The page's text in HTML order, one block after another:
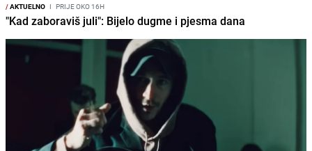
/AKTUELNO I PRIJE OKO 16H
"Kad zaboraviš juli": Bijelo dugme i pjesma dana